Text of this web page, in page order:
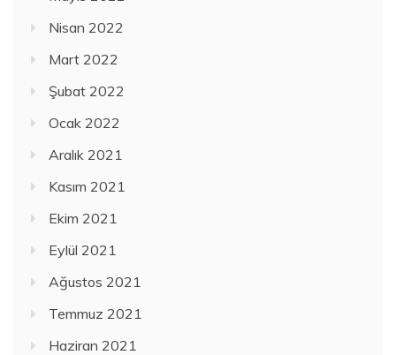
Nisan 2022
Mart 2022
Şubat 2022
Ocak 2022
Aralık 2021
Kasım 2021
Ekim 2021
Eylül 2021
Ağustos 2021
Temmuz 2021
Haziran 2021